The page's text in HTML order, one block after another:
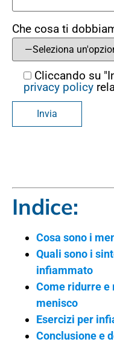
Che cosa ti
Cliccando su
privacy policy
Indice:
Cosa sono i
Quali sono i
infiammato
Come ridurre e
menisco
Esercizi per
Conclusione e